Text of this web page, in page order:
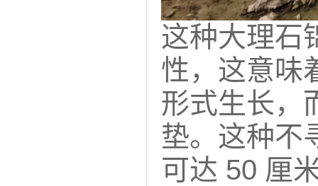
这种大理石
性，这意味
形式生长，
垫。这种不
可达 50 厘